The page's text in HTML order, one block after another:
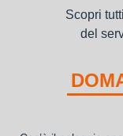
Scopri
del